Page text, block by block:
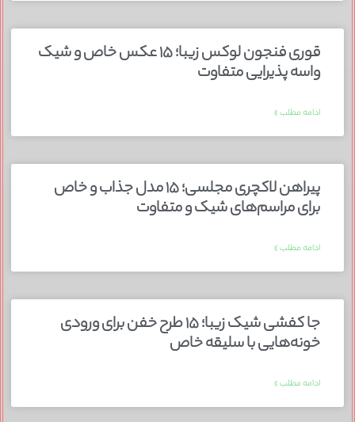
قوری فنجون لوکس زیبا؛ ۱۵ عکس خاص و شیک
واسه پذیرایی متفاوت
ادامه مطلب »
پیراهن لاکچری مجلسی؛ ۱۵ مدل جذاب و خاص
برای مراسم‌های شیک و متفاوت
ادامه مطلب »
جا کفشی شیک زیبا؛ ۱۵ طرح خفن برای ورودی
خونه‌هایی با سلیقه خاص
ادامه مطلب »